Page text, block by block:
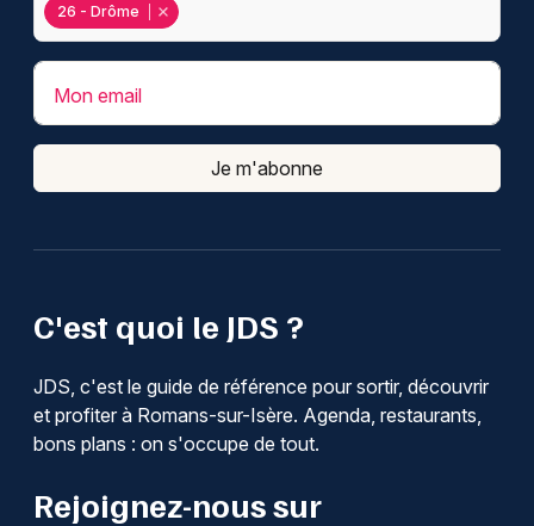
C'est quoi le JDS ?
JDS, c'est le guide de référence pour sortir, découvrir
et profiter à Romans-sur-Isère. Agenda, restaurants,
bons plans : on s'occupe de tout.
Rejoignez-nous sur
26 - Drôme
Mon email
Je m'abonne